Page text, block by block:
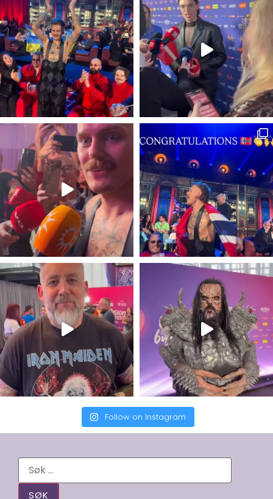
Follow on Instagram